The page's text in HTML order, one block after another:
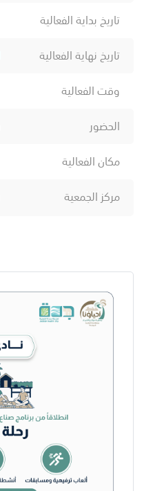
تاريخ بداية الفعالية
تاريخ نهاية الفعالية
وقت الفعالية
الحضور
مكان الفعالية
مركز الجمعية